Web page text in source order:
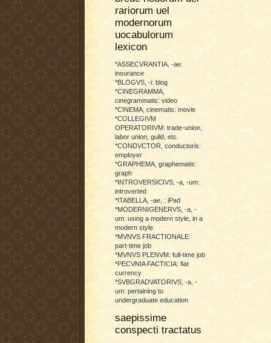
rariorum uel
modernorum
uocabulorum
lexicon
*ASSECVRANTIA, -ae:
insurance
*BLOGVS, -i: blog
*CINEGRAMMA,
cinegrammatis: video
*CINEMA, cinematis: movie
*COLLEGIVM
OPERATORIVM: trade-union,
labor union, guild, etc.
*CONDVCTOR, conductoris:
employer
*GRAPHEMA, graphematis:
graph
*INTROVERSICIVS, -a, -um:
introverted
*ITABELLA, -ae, : iPad
*MODERNIGENERVS, -a, -
um: using a modern style, in a
modern style
*MVNVS FRACTIONALE:
part-time job
*MVNVS PLENVM: full-time job
*PECVNIA FACTICIA: fiat
currency
*SVBGRADVATORIVS, -a, -
um: pertaining to
undergraduate education
saepissime
conspecti tractatus